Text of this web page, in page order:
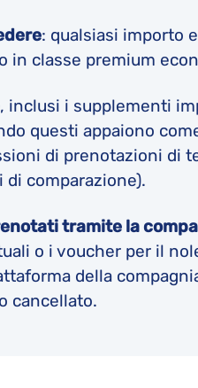
: qualsiasi importo
in classe premium
, inclusi i supplementi
questi appaiono
di prenotazioni di
comparazione).
tramite la
o i voucher per il
della
cancellato.